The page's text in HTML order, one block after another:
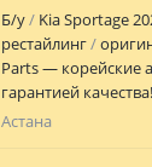
Б/y
Kia Sportage
рестайлинг
Parts — корейские
гарантией
проверенные
Астана